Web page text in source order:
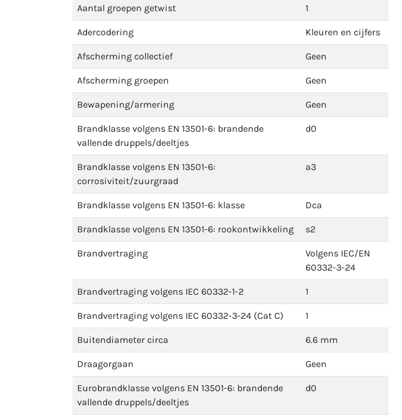
Aantal groepen getwist 1
Adercodering Kleuren en cijfers
Afscherming collectief Geen
Afscherming groepen Geen
Bewapening/armering Geen
Brandklasse volgens EN 13501-6: brandende
vallende druppels/deeltjes
d0
Brandklasse volgens EN 13501-6:
corrosiviteit/zuurgraad
a3
Brandklasse volgens EN 13501-6: klasse Dca
Brandklasse volgens EN 13501-6: rookontwikkeling s2
Brandvertraging
Volgens IEC/EN
60332-3-24
Brandvertraging volgens IEC 60332-1-2 1
Brandvertraging volgens IEC 60332-3-24 (Cat C) 1
Buitendiameter circa 6.6 mm
Draagorgaan Geen
Eurobrandklasse volgens EN 13501-6: brandende
vallende druppels/deeltjes
d0